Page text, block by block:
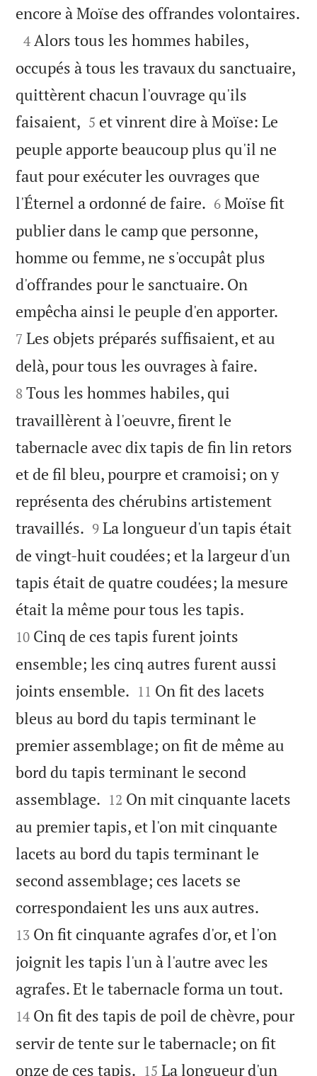
encore à Moïse des offrandes volontaires.

4 Alors tous les hommes habiles,
occupés à tous les travaux du sanctuaire,
quittèrent chacun l'ouvrage qu'ils
faisaient, 

5 et vinrent dire à Moïse: Le
peuple apporte beaucoup plus qu'il ne
faut pour exécuter les ouvrages que
l'Éternel a ordonné de faire. 

6 Moïse fit
publier dans le camp que personne,
homme ou femme, ne s'occupât plus
d'offrandes pour le sanctuaire. On
empêcha ainsi le peuple d'en apporter.
7 Les objets préparés suffisaient, et au
delà, pour tous les ouvrages à faire.
8 Tous les hommes habiles, qui
travaillèrent à l'oeuvre, firent le
tabernacle avec dix tapis de fin lin retors
et de fil bleu, pourpre et cramoisi; on y
représenta des chérubins artistement
travaillés. 

9 La longueur d'un tapis était
de vingt-huit coudées; et la largeur d'un
tapis était de quatre coudées; la mesure
était la même pour tous les tapis.
10 Cinq de ces tapis furent joints
ensemble; les cinq autres furent aussi
joints ensemble. 

11 On fit des lacets
bleus au bord du tapis terminant le
premier assemblage; on fit de même au
bord du tapis terminant le second
assemblage. 

12 On mit cinquante lacets
au premier tapis, et l'on mit cinquante
lacets au bord du tapis terminant le
second assemblage; ces lacets se
correspondaient les uns aux autres.
13 On fit cinquante agrafes d'or, et l'on
joignit les tapis l'un à l'autre avec les
agrafes. Et le tabernacle forma un tout.
14 On fit des tapis de poil de chèvre, pour
servir de tente sur le tabernacle; on fit
onze de ces tapis. 

15 La longueur d'un